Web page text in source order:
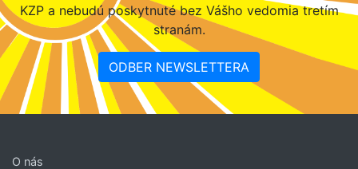
KZP a nebudú poskytnuté bez Vášho vedomia tretím
stranám.
ODBER NEWSLETTERA
O nás